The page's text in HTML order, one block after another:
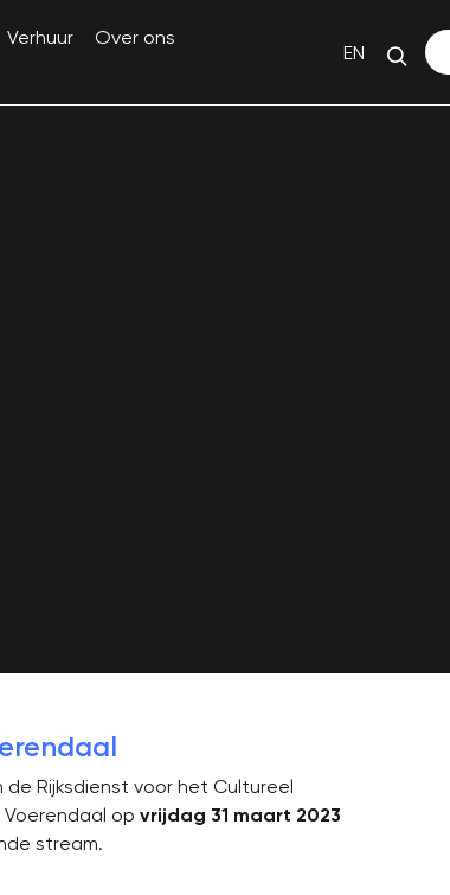
Verhuur
Over ons
EN
de Rijksdienst voor het Cultureel
Voerendaal opvrijdag 31 maart 2023
stream.